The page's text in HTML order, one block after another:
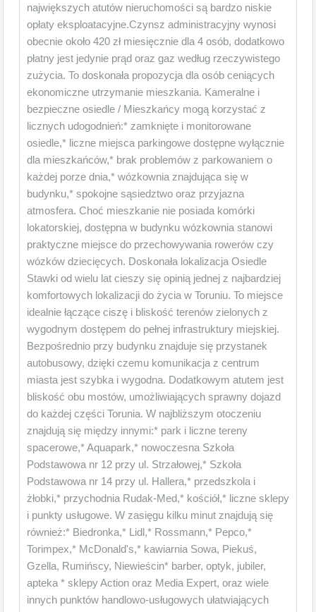
największych atutów nieruchomości są bardzo niskie
opłaty eksploatacyjne.Czynsz administracyjny wynosi
obecnie około 420 zł miesięcznie dla 4 osób, dodatkowo
płatny jest jedynie prąd oraz gaz według rzeczywistego
zużycia. To doskonała propozycja dla osób ceniących
ekonomiczne utrzymanie mieszkania. Kameralne i
bezpieczne osiedle / Mieszkańcy mogą korzystać z
licznych udogodnień:* zamknięte i monitorowane
osiedle,* liczne miejsca parkingowe dostępne wyłącznie
dla mieszkańców,* brak problemów z parkowaniem o
każdej porze dnia,* wózkownia znajdująca się w
budynku,* spokojne sąsiedztwo oraz przyjazna
atmosfera. Choć mieszkanie nie posiada komórki
lokatorskiej, dostępna w budynku wózkownia stanowi
praktyczne miejsce do przechowywania rowerów czy
wózków dziecięcych. Doskonała lokalizacja Osiedle
Stawki od wielu lat cieszy się opinią jednej z najbardziej
komfortowych lokalizacji do życia w Toruniu. To miejsce
idealnie łączące ciszę i bliskość terenów zielonych z
wygodnym dostępem do pełnej infrastruktury miejskiej.
Bezpośrednio przy budynku znajduje się przystanek
autobusowy, dzięki czemu komunikacja z centrum
miasta jest szybka i wygodna. Dodatkowym atutem jest
bliskość obu mostów, umożliwiających sprawny dojazd
do każdej części Torunia. W najbliższym otoczeniu
znajdują się między innymi:* park i liczne tereny
spacerowe,* Aquapark,* nowoczesna Szkoła
Podstawowa nr 12 przy ul. Strzałowej,* Szkoła
Podstawowa nr 14 przy ul. Hallera,* przedszkola i
żłobki,* przychodnia Rudak-Med,* kościół,* liczne sklepy
i punkty usługowe. W zasięgu kilku minut znajdują się
również:* Biedronka,* Lidl,* Rossmann,* Pepco,*
Torimpex,* McDonald's,* kawiarnia Sowa, Piekuś,
Gzella, Rumińscy, Niewieścin* barber, optyk, jubiler,
apteka * sklepy Action oraz Media Expert, oraz wiele
innych punktów handlowo-usługowych ułatwiających